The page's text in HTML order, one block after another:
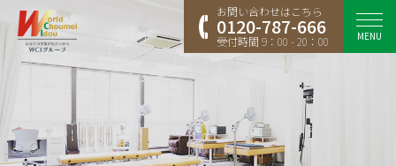
お問い合わせはこちら
0120-787-666
受付時間 9：00 - 20：00 MENU